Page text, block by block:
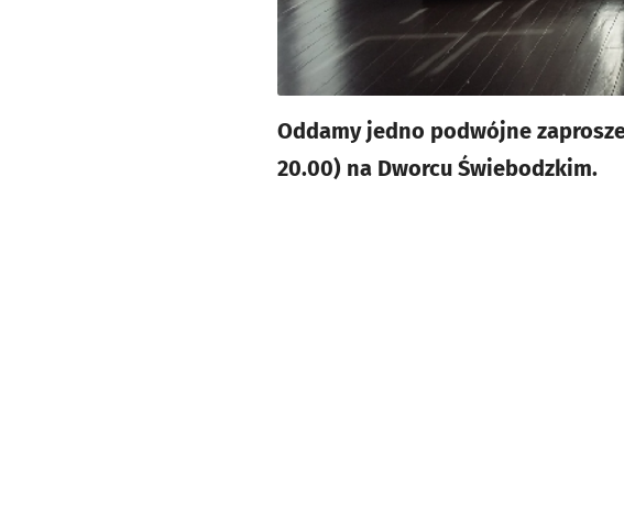
Oddamy jedno podwójne
20.00) na Dworcu Świebodzkim.